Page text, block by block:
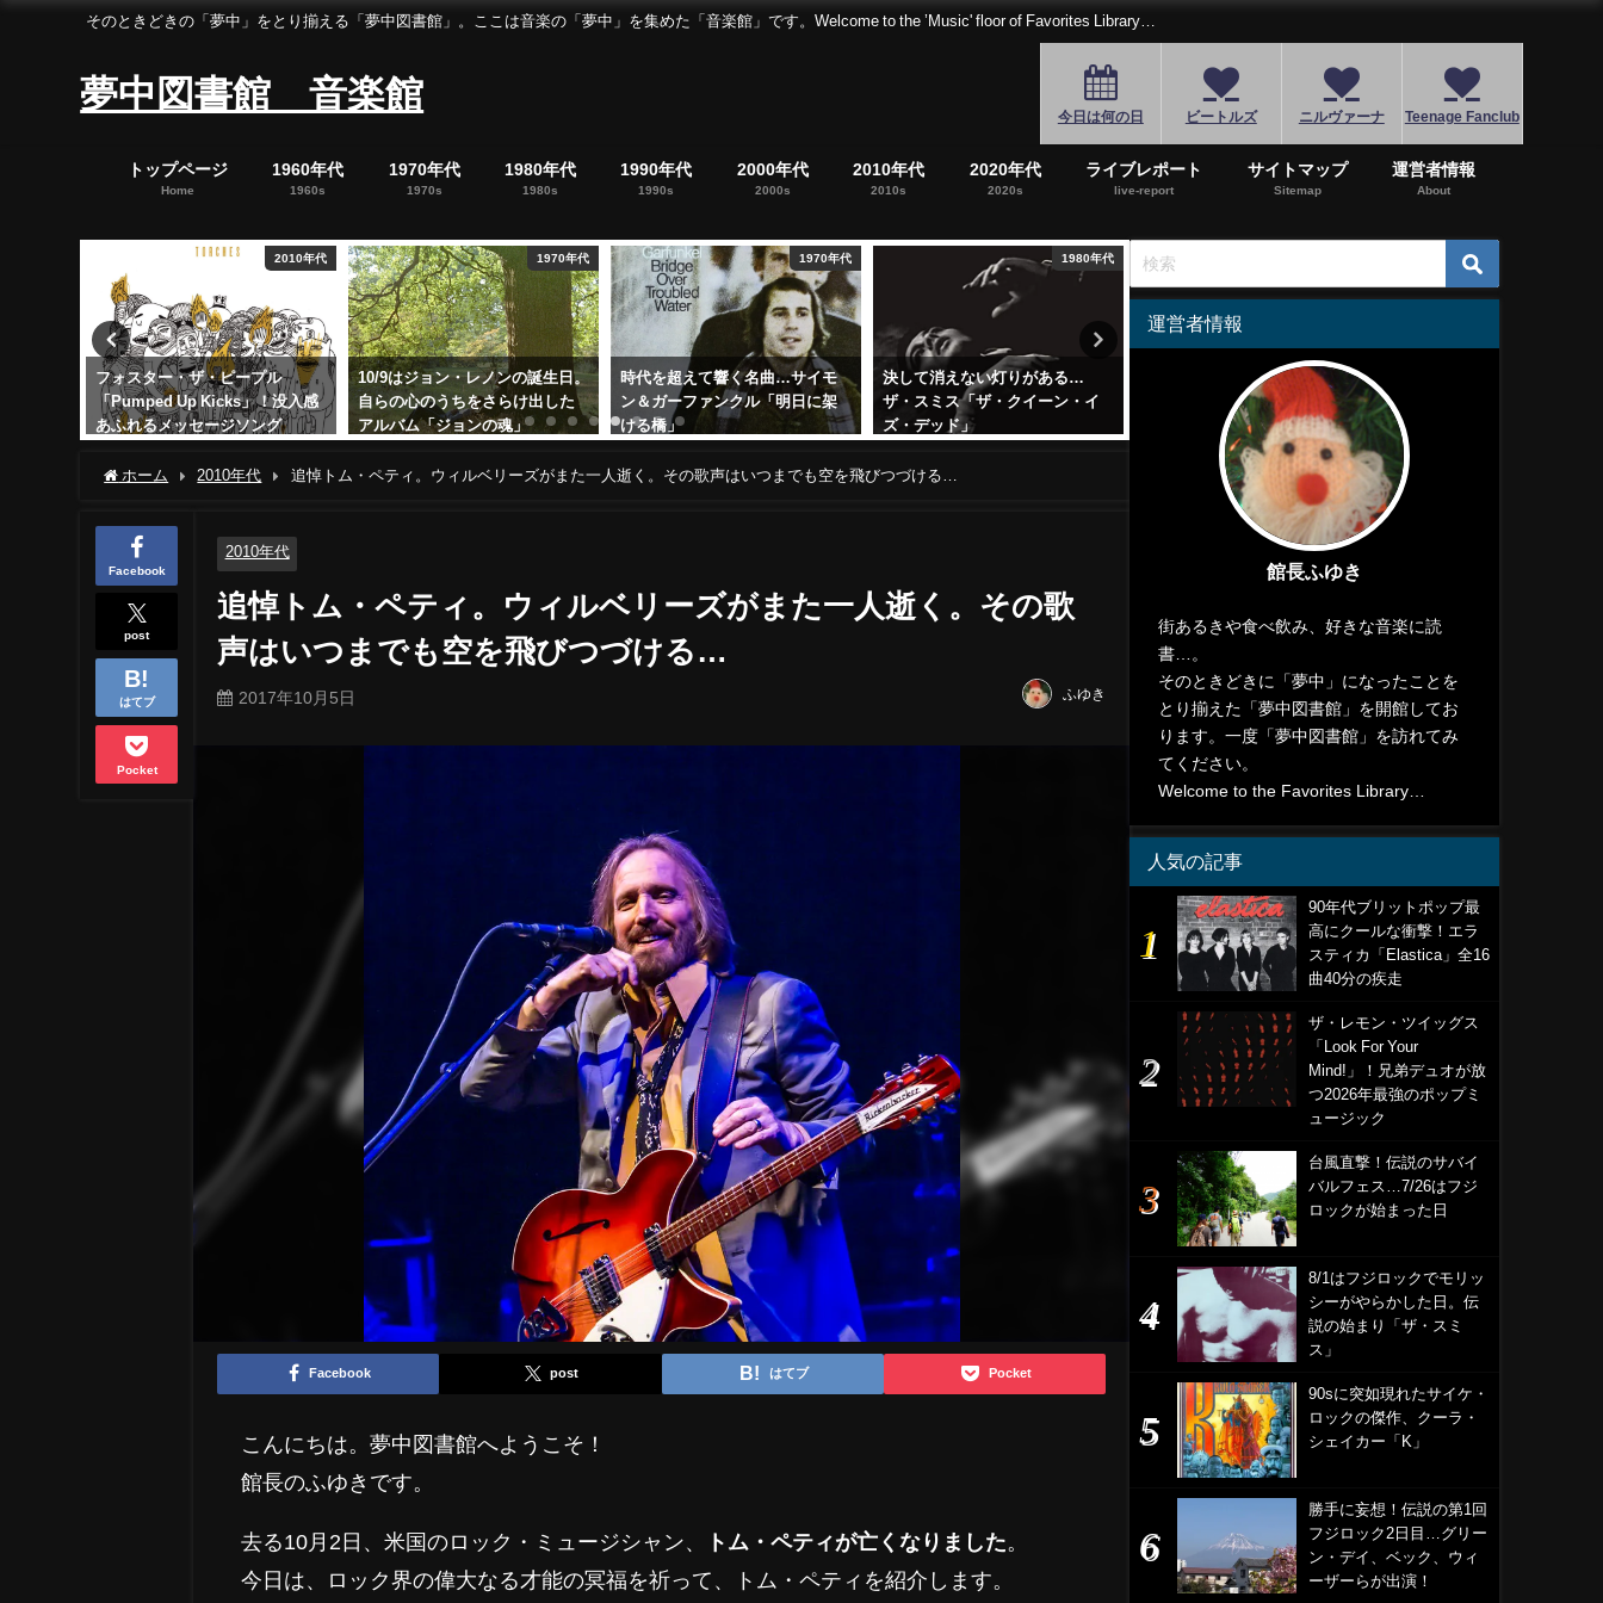
そのときどきの「夢中」をとり揃える「夢中図書館」。ここは音楽の「夢中」を集めた「音楽館」です。Welcome to the ’Music' floor of Favorites Library…
夢中図書館 音楽館
今日は何の日 ビートルズ ニルヴァーナ Teenage Fanclub
トップページ
Home
1960年代
1960s
1970年代
1970s
1980年代
1980s
1990年代
1990s
2000年代
2000s
2010年代
2010s
2020年代
2020s
ライブレポート
live-report
サイトマップ
Sitemap
運営者情報
About
2010年代
フォスター・ザ・ピープル
「Pumped Up Kicks」！没入感
あふれるメッセージソング
1970年代
10/9はジョン・レノンの誕生日。
自らの心のうちをさらけ出した
アルバム「ジョンの魂」
1970年代
時代を超えて響く名曲…サイモ
ン＆ガーファンクル「明日に架
ける橋」
1980年代
決して消えない灯りがある…
ザ・スミス「ザ・クイーン・イ
ズ・デッド」
ビリー・ジョエルを全米を代表
するピアノマンにのし上げた傑
作「ストレンジャー」
2024年5月9日
ホーム 2010年代 追悼トム・ペティ。ウィルベリーズがまた一人逝く。その歌声はいつまでも空を飛びつづける…
Facebook
post
はてブ
Pocket
2010年代
追悼トム・ペティ。ウィルベリーズがまた一人逝く。その歌
声はいつまでも空を飛びつづける…
2017年10月5日 ふゆき
Facebook post はてブ Pocket
こんにちは。夢中図書館へようこそ！
館長のふゆきです。
去る10月2日、米国のロック・ミュージシャン、 トム・ペティが亡くなりました。
今日は、ロック界の偉大なる才能の冥福を祈って、トム・ペティを紹介します。
運営者情報
館長ふゆき
街あるきや食べ飲み、好きな音楽に読
書…。
そのときどきに「夢中」になったことを
とり揃えた「夢中図書館」を開館してお
ります。一度「夢中図書館」を訪れてみ
てください。
Welcome to the Favorites Library…
人気の記事
90年代ブリットポップ最
高にクールな衝撃！エラ
スティカ「Elastica」全16
曲40分の疾走
ザ・レモン・ツイッグス
「Look For Your
Mind!」！兄弟デュオが放
つ2026年最強のポップミ
ュージック
台風直撃！伝説のサバイ
バルフェス…7/26はフジ
ロックが始まった日
8/1はフジロックでモリッ
シーがやらかした日。伝
説の始まり「ザ・スミ
ス」
90sに突如現れたサイケ・
ロックの傑作、クーラ・
シェイカー「K」
勝手に妄想！伝説の第1回
フジロック2日目…グリー
ン・デイ、ベック、ウィ
ーザーらが出演！